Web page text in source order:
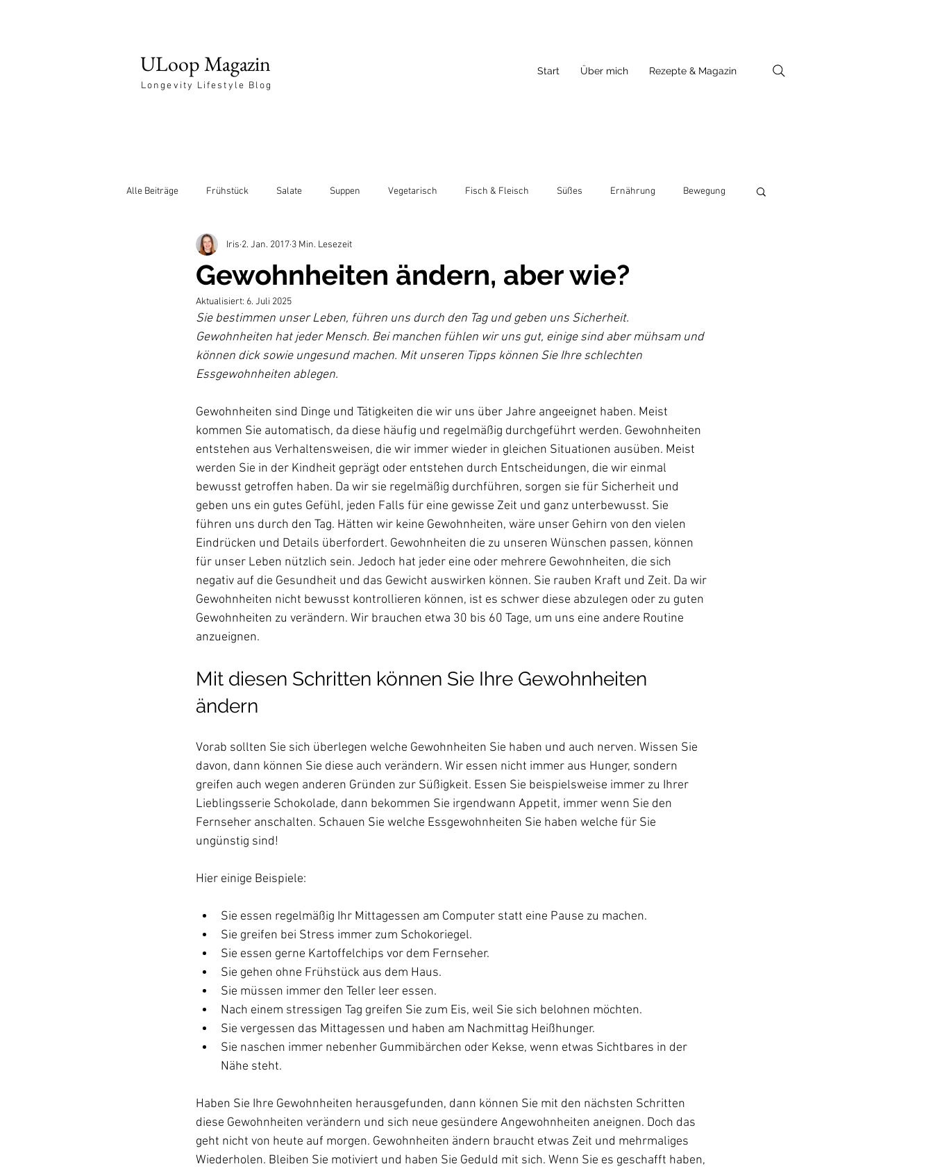
ULoop Magazin
Longevity Lifestyle Blog
Start Über mich Rezepte & Magazin
Alle Beiträge Frühstück Salate Suppen Vegetarisch Fisch & Fleisch Süßes Ernährung Bewegung
Entspannung
Gewohnheiten ändern, aber wie?
Iris 2. Jan. 2017 3 Min. Lesezeit
Aktualisiert: 6. Juli 2025
Sie bestimmen unser Leben, führen uns durch den Tag und geben uns Sicherheit.
Gewohnheiten hat jeder Mensch. Bei manchen fühlen wir uns gut, einige sind aber mühsam und
können dick sowie ungesund machen. Mit unseren Tipps können Sie Ihre schlechten
Essgewohnheiten ablegen.
Gewohnheiten sind Dinge und Tätigkeiten die wir uns über Jahre angeeignet haben. Meist
kommen Sie automatisch, da diese häufig und regelmäßig durchgeführt werden. Gewohnheiten
entstehen aus Verhaltensweisen, die wir immer wieder in gleichen Situationen ausüben. Meist
werden Sie in der Kindheit geprägt oder entstehen durch Entscheidungen, die wir einmal
bewusst getroffen haben. Da wir sie regelmäßig durchführen, sorgen sie für Sicherheit und
geben uns ein gutes Gefühl, jeden Falls für eine gewisse Zeit und ganz unterbewusst. Sie
führen uns durch den Tag. Hätten wir keine Gewohnheiten, wäre unser Gehirn von den vielen
Eindrücken und Details überfordert. Gewohnheiten die zu unseren Wünschen passen, können
für unser Leben nützlich sein. Jedoch hat jeder eine oder mehrere Gewohnheiten, die sich
negativ auf die Gesundheit und das Gewicht auswirken können. Sie rauben Kraft und Zeit. Da wir
Gewohnheiten nicht bewusst kontrollieren können, ist es schwer diese abzulegen oder zu guten
Gewohnheiten zu verändern. Wir brauchen etwa 30 bis 60 Tage, um uns eine andere Routine
Mit diesen Schritten können Sie Ihre Gewohnheiten
ändern
Vorab sollten Sie sich überlegen welche Gewohnheiten Sie haben und auch nerven. Wissen Sie
davon, dann können Sie diese auch verändern. Wir essen nicht immer aus Hunger, sondern
greifen auch wegen anderen Gründen zur Süßigkeit. Essen Sie beispielsweise immer zu Ihrer
Lieblingsserie Schokolade, dann bekommen Sie irgendwann Appetit, immer wenn Sie den
Fernseher anschalten. Schauen Sie welche Essgewohnheiten Sie haben welche für Sie
ungünstig sind!
Sie essen regelmäßig Ihr Mittagessen am Computer statt eine Pause zu machen.
Sie greifen bei Stress immer zum Schokoriegel.
Sie essen gerne Kartoffelchips vor dem Fernseher.
Sie gehen ohne Frühstück aus dem Haus.
Sie müssen immer den Teller leer essen.
Nach einem stressigen Tag greifen Sie zum Eis, weil Sie sich belohnen möchten.
Sie vergessen das Mittagessen und haben am Nachmittag Heißhunger.
Sie naschen immer nebenher Gummibärchen oder Kekse, wenn etwas Sichtbares in der
Nähe steht.
Haben Sie Ihre Gewohnheiten herausgefunden, dann können Sie mit den nächsten Schritten
diese Gewohnheiten verändern und sich neue gesündere Angewohnheiten aneignen. Doch das
geht nicht von heute auf morgen. Gewohnheiten ändern braucht etwas Zeit und mehrmaliges
Wiederholen. Bleiben Sie motiviert und haben Sie Geduld mit sich. Wenn Sie es geschafft haben,